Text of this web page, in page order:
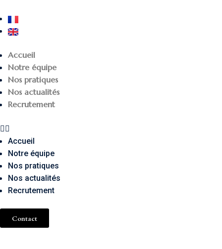
Accueil
Notre équipe
Nos pratiques
Nos actualités
Recrutement
Accueil
Notre équipe
Nos pratiques
Nos actualités
Recrutement
Contact